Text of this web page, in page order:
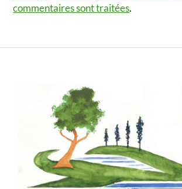
commentaires sont traitées.